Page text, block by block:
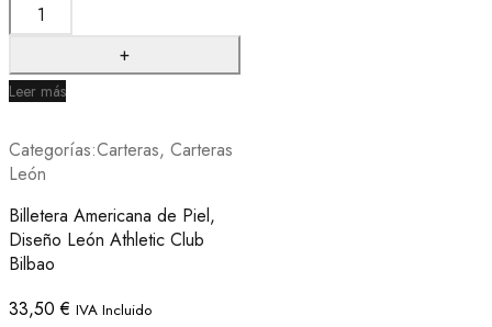
Leer más
Categorías:Carteras, Carteras
León
Billetera Americana de Piel,
Diseño León Athletic Club
Bilbao
33,50€ IVA Incluido